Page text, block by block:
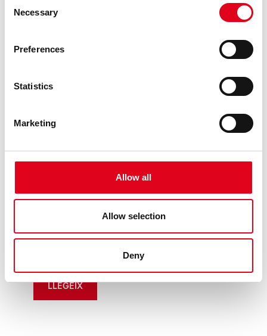
Selection
Necessary
Preferences
Statistics
Marketing
Allow all
Allow selection
Deny
Fraj, Miguel Ángel Ramos i la direcció artística del Centre
Oliva i Maria Canelles), reunit el dimarts 14 d’abril del 2026,
LLEGEIX